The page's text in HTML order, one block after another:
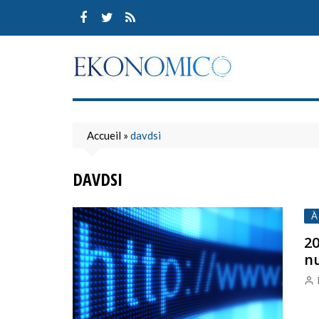
content
Accueil » davdsi
DAVDSI
À